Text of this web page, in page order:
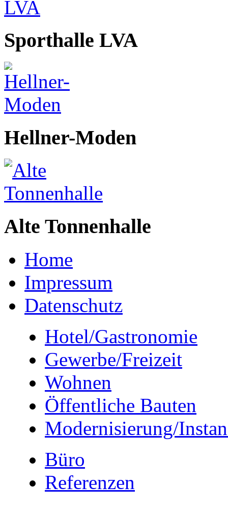
Sporthalle LVA
Hellner-Moden
Alte Tonnenhalle
Home
Impressum
Datenschutz
Hotel/Gastronomie
Gewerbe/Freizeit
Wohnen
Öffentliche Bauten
Modernisierung/
Büro
Referenzen